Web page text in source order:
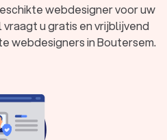
en actualiseren.
of webshop is een complex
van specialisten die
webdesigner voor uw
u gratis en vrijblijvend
webdesigners in Boutersem.